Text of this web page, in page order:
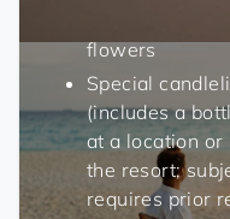
flowers
Special
(includes a
at a location
the resort;
requires prior